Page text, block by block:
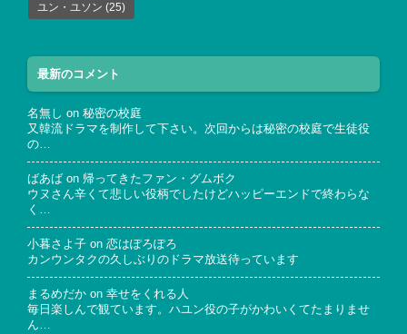
ユン・ユソン (25)
最新のコメント
名無し on 秘密の校庭
又韓流ドラマを制作して下さい。次回からは秘密の校庭で生徒役
の…
ばあば on 帰ってきたファン・グムボク
ウヌさん辛くて悲しい役柄でしたけどハッピーエンドで終わらな
く…
小暮さよ子 on 恋はぽろぽろ
カンウンタクの久しぶりのドラマ放送待っています
まるめだか on 幸せをくれる人
毎日楽しんで観ています。ハユン役の子がかわいくてたまりませ
ん…